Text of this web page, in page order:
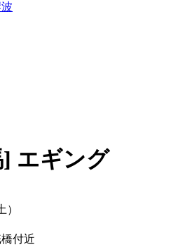
エギング
）
付近